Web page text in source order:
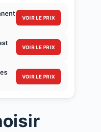
VOIR LE PRIX
VOIR LE PRIX
VOIR LE PRIX